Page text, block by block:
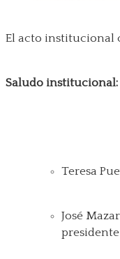
El acto institucional
Saludo institucional:
Teresa
José
presidente